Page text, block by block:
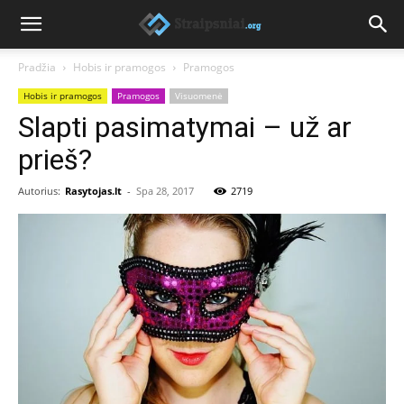
Pradžia Hobis ir pramogos Pramogos
Hobis ir pramogos Pramogos Visuomenė
Slapti pasimatymai – už ar
prieš?
Autorius: Rasytojas.lt - Spa 28, 2017 2719